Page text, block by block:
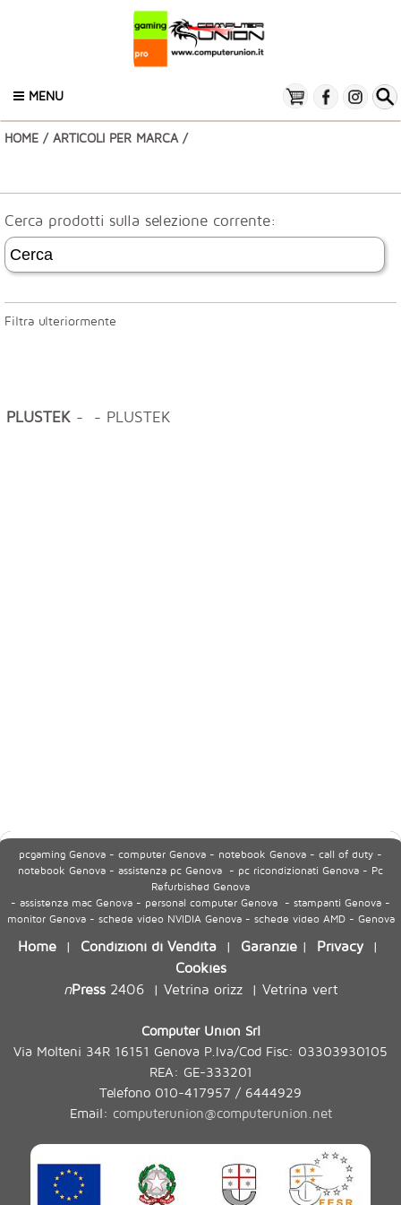
MENU
HOME / ARTICOLI PER MARCA /
Cerca prodotti sulla selezione corrente:
Filtra ulteriormente
PLUSTEK - - PLUSTEK
pcgaming Genova - computer Genova - notebook Genova - call of duty -
notebook Genova - assistenza pc Genova - pc ricondizionati Genova - Pc
Refurbished Genova
- assistenza mac Genova - personal computer Genova - stampanti Genova -
monitor Genova - schede video NVIDIA Genova - schede video AMD - Genova
Home | Condizioni di Vendita | Garanzie | Privacy|
Cookies
nPress2406| Vetrina orizz| Vetrina vert
Computer Union Srl
Via Molteni 34R 16151 Genova P.Iva/Cod Fisc: 03303930105
REA: GE-333201
Telefono 010-417957 / 6444929
Email: computerunion@computerunion.net